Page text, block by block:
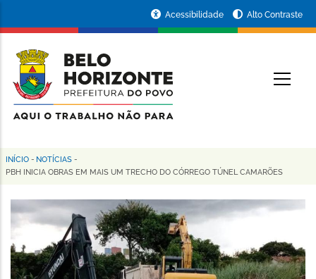
conteúdo
principal
da
Prefeitura
de
Horizonte
Acessibilidade Alto Contraste
Trilha
navegação
INÍCIO - NOTÍCIAS -
PBH INICIA OBRAS EM MAIS UM TRECHO DO CÓRREGO TÚNEL CAMARÕES